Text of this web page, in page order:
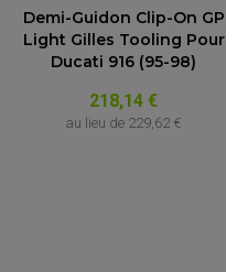
Demi-Guidon Clip-On GP
Light Gilles Tooling Pour
Ducati 916 (95-98)
218,14 €
au lieu de 229,62 €